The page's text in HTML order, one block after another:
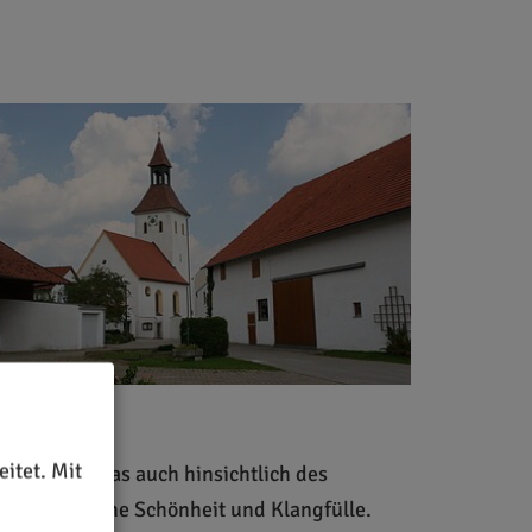
aus. Das auch hinsichtlich des
Schönheit und Klangfülle.
Mit